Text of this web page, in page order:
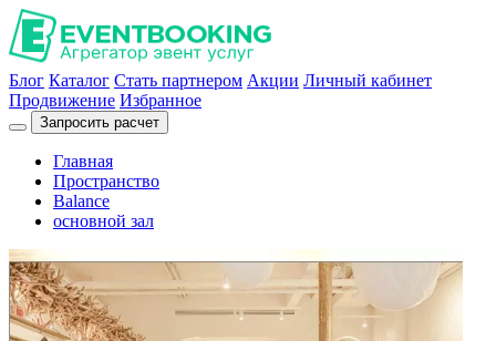
Блог Каталог Стать партнером Акции Личный кабинет
Продвижение Избранное
Запросить расчет
Главная
Пространство
Balance
основной зал